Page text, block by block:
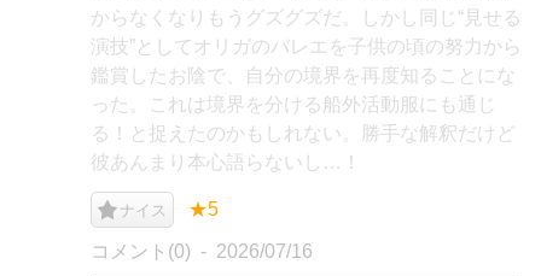
からなくなりもうグズグズだ。しかし同じ“見せる
演技”としてオリガのバレエを子供の頃の努力から
鑑賞したお陰で、自分の境界を再度知ることにな
った。これは境界を分ける船外活動服にも通じ
る！と捉えたのかもしれない。勝手な解釈だけど
彼あんまり本心語らないし…！
ナイス ★5
コメント(0) 2026/07/16